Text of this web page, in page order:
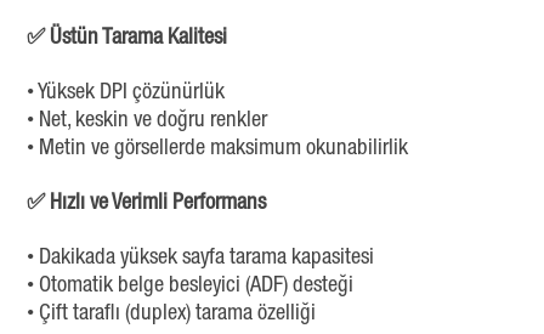
✅ Üstün Tarama Kalitesi
• Yüksek DPI çözünürlük
• Net, keskin ve doğru renkler
• Metin ve görsellerde maksimum okunabilirlik
✅ Hızlı ve Verimli Performans
• Dakikada yüksek sayfa tarama kapasitesi
• Otomatik belge besleyici (ADF) desteği
• Çift taraflı (duplex) tarama özelliği